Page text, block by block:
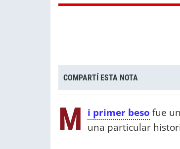
COMPARTÍ ESTA NOTA
M i primer beso fue
una particular